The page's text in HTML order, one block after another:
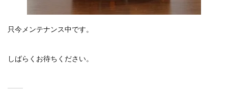
只今メンテナンス中です。
しばらくお待ちください。